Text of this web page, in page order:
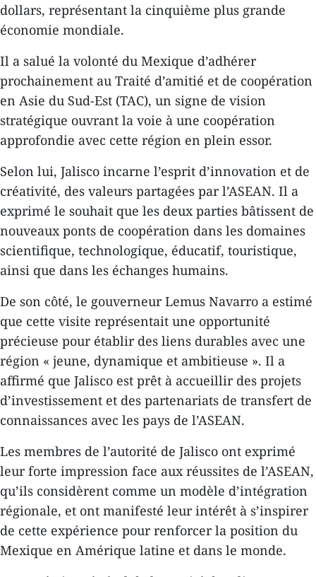
dollars, représentant la cinquième plus grande
économie mondiale.
Il a salué la volonté du Mexique d’adhérer
prochainement au Traité d’amitié et de coopération
en Asie du Sud-Est (TAC), un signe de vision
stratégique ouvrant la voie à une coopération
approfondie avec cette région en plein essor.
Selon lui, Jalisco incarne l’esprit d’innovation et de
créativité, des valeurs partagées par l’ASEAN. Il a
exprimé le souhait que les deux parties bâtissent de
nouveaux ponts de coopération dans les domaines
scientifique, technologique, éducatif, touristique,
ainsi que dans les échanges humains.
De son côté, le gouverneur Lemus Navarro a estimé
que cette visite représentait une opportunité
précieuse pour établir des liens durables avec une
région « jeune, dynamique et ambitieuse ». Il a
affirmé que Jalisco est prêt à accueillir des projets
d’investissement et des partenariats de transfert de
connaissances avec les pays de l’ASEAN.
Les membres de l’autorité de Jalisco ont exprimé
leur forte impression face aux réussites de l’ASEAN,
qu’ils considèrent comme un modèle d’intégration
régionale, et ont manifesté leur intérêt à s’inspirer
de cette expérience pour renforcer la position du
Mexique en Amérique latine et dans le monde.